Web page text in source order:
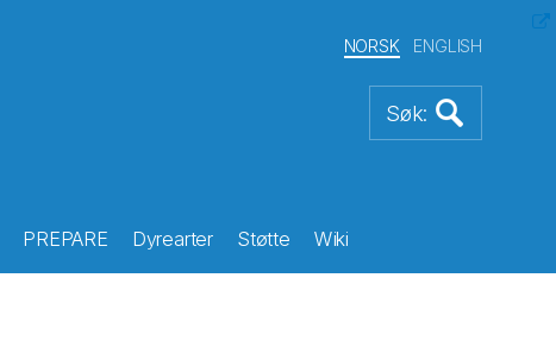
NORSK ENGLISH
PREPARE Dyrearter Støtte Wiki